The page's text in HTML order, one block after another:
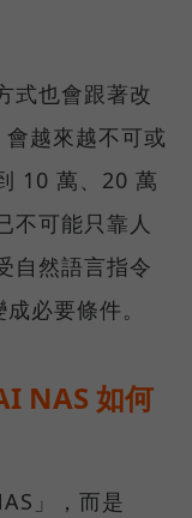
式也會跟著改
越來越不可或
10 萬、20 萬
不可能只靠人
自然語言指令
必要條件。
NAS 如何
」，而是